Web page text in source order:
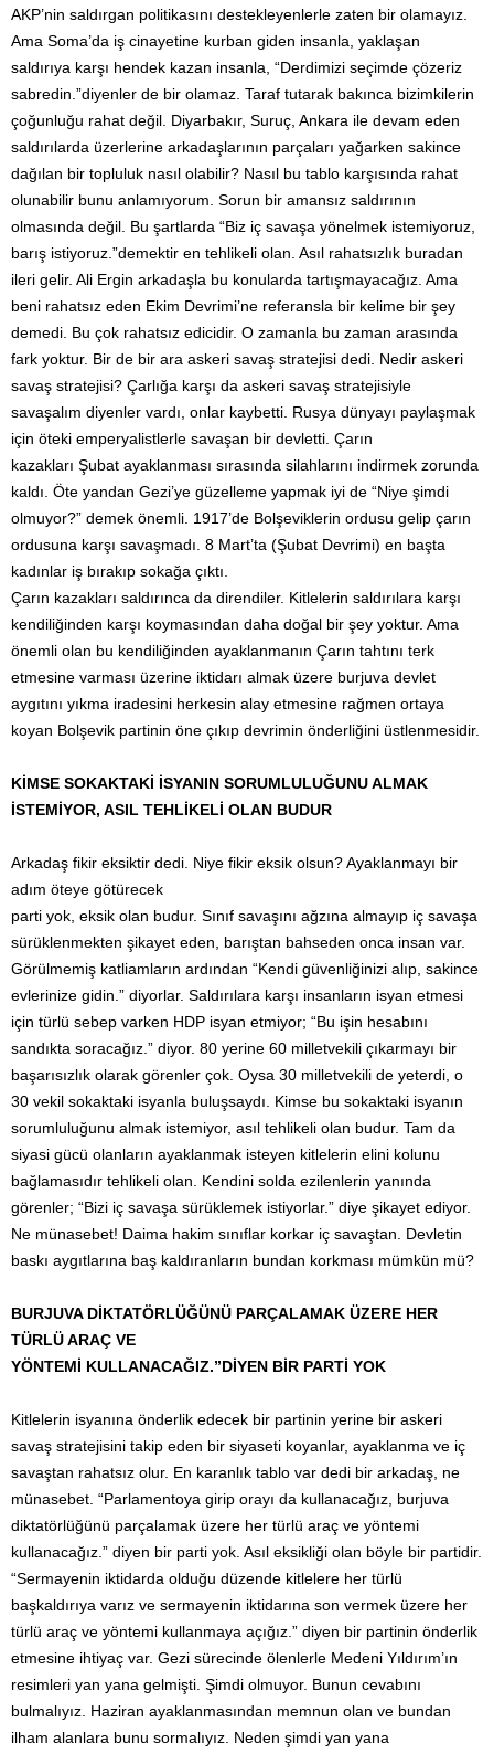
AKP’nin saldırgan politikasını destekleyenlerle zaten bir olamayız.
Ama Soma’da iş cinayetine kurban giden insanla, yaklaşan
saldırıya karşı hendek kazan insanla, “Derdimizi seçimde çözeriz
sabredin.”diyenler de bir olamaz. Taraf tutarak bakınca bizimkilerin
çoğunluğu rahat değil. Diyarbakır, Suruç, Ankara ile devam eden
saldırılarda üzerlerine arkadaşlarının parçaları yağarken sakince
dağılan bir topluluk nasıl olabilir? Nasıl bu tablo karşısında rahat
olunabilir bunu anlamıyorum. Sorun bir amansız saldırının
olmasında değil. Bu şartlarda “Biz iç savaşa yönelmek istemiyoruz,
barış istiyoruz.”demektir en tehlikeli olan. Asıl rahatsızlık buradan
ileri gelir. Ali Ergin arkadaşla bu konularda tartışmayacağız. Ama
beni rahatsız eden Ekim Devrimi’ne referansla bir kelime bir şey
demedi. Bu çok rahatsız edicidir. O zamanla bu zaman arasında
fark yoktur. Bir de bir ara askeri savaş stratejisi dedi. Nedir askeri
savaş stratejisi? Çarlığa karşı da askeri savaş stratejisiyle
savaşalım diyenler vardı, onlar kaybetti. Rusya dünyayı paylaşmak
için öteki emperyalistlerle savaşan bir devletti. Çarın
kazakları Şubat ayaklanması sırasında silahlarını indirmek zorunda
kaldı. Öte yandan Gezi’ye güzelleme yapmak iyi de “Niye şimdi
olmuyor?” demek önemli. 1917’de Bolşeviklerin ordusu gelip çarın
ordusuna karşı savaşmadı. 8 Mart’ta (Şubat Devrimi) en başta
kadınlar iş bırakıp sokağa çıktı.
Çarın kazakları saldırınca da direndiler. Kitlelerin saldırılara karşı
kendiliğinden karşı koymasından daha doğal bir şey yoktur. Ama
önemli olan bu kendiliğinden ayaklanmanın Çarın tahtını terk
etmesine varması üzerine iktidarı almak üzere burjuva devlet
aygıtını yıkma iradesini herkesin alay etmesine rağmen ortaya
koyan Bolşevik partinin öne çıkıp devrimin önderliğini üstlenmesidir.
KİMSE SOKAKTAKİ İSYANIN SORUMLULUĞUNU ALMAK
İSTEMİYOR, ASIL TEHLİKELİ OLAN BUDUR
Arkadaş fikir eksiktir dedi. Niye fikir eksik olsun? Ayaklanmayı bir
adım öteye götürecek
parti yok, eksik olan budur. Sınıf savaşını ağzına almayıp iç savaşa
sürüklenmekten şikayet eden, barıştan bahseden onca insan var.
Görülmemiş katliamların ardından “Kendi güvenliğinizi alıp, sakince
evlerinize gidin.” diyorlar. Saldırılara karşı insanların isyan etmesi
için türlü sebep varken HDP isyan etmiyor; “Bu işin hesabını
sandıkta soracağız.” diyor. 80 yerine 60 milletvekili çıkarmayı bir
başarısızlık olarak görenler çok. Oysa 30 milletvekili de yeterdi, o
30 vekil sokaktaki isyanla buluşsaydı. Kimse bu sokaktaki isyanın
sorumluluğunu almak istemiyor, asıl tehlikeli olan budur. Tam da
siyasi gücü olanların ayaklanmak isteyen kitlelerin elini kolunu
bağlamasıdır tehlikeli olan. Kendini solda ezilenlerin yanında
görenler; “Bizi iç savaşa sürüklemek istiyorlar.” diye şikayet ediyor.
Ne münasebet! Daima hakim sınıflar korkar iç savaştan. Devletin
baskı aygıtlarına baş kaldıranların bundan korkması mümkün mü?
BURJUVA DİKTATÖRLÜĞÜNÜ PARÇALAMAK ÜZERE HER
TÜRLÜ ARAÇ VE
YÖNTEMİ KULLANACAĞIZ.”DİYEN BİR PARTİ YOK
Kitlelerin isyanına önderlik edecek bir partinin yerine bir askeri
savaş stratejisini takip eden bir siyaseti koyanlar, ayaklanma ve iç
savaştan rahatsız olur. En karanlık tablo var dedi bir arkadaş, ne
münasebet. “Parlamentoya girip orayı da kullanacağız, burjuva
diktatörlüğünü parçalamak üzere her türlü araç ve yöntemi
kullanacağız.” diyen bir parti yok. Asıl eksikliği olan böyle bir partidir.
“Sermayenin iktidarda olduğu düzende kitlelere her türlü
başkaldırıya varız ve sermayenin iktidarına son vermek üzere her
türlü araç ve yöntemi kullanmaya açığız.” diyen bir partinin önderlik
etmesine ihtiyaç var. Gezi sürecinde ölenlerle Medeni Yıldırım’ın
resimleri yan yana gelmişti. Şimdi olmuyor. Bunun cevabını
bulmalıyız. Haziran ayaklanmasından memnun olan ve bundan
ilham alanlara bunu sormalıyız. Neden şimdi yan yana